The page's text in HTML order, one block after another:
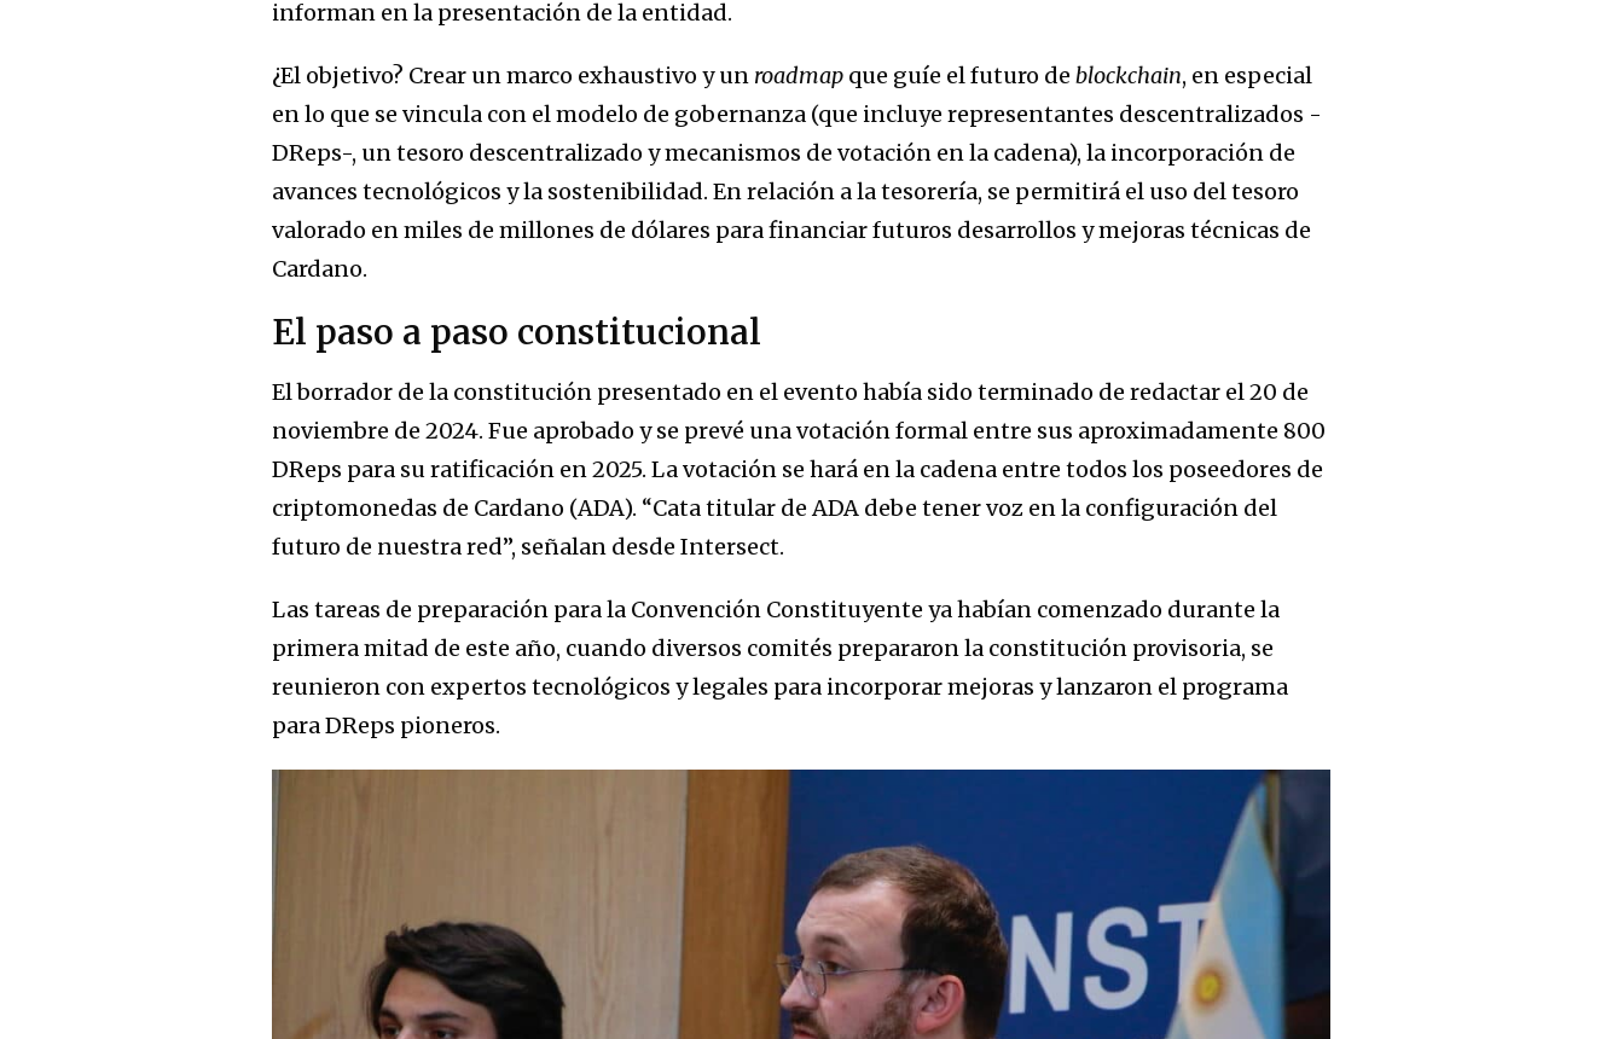
informan en la presentación de la entidad.
¿El objetivo? Crear un marco exhaustivo y un roadmap que guíe el futuro deblockchain, en especial
en lo que se vincula con el modelo de gobernanza (que incluye representantes descentralizados -
DReps-, un tesoro descentralizado y mecanismos de votación en la cadena), la incorporación de
avances tecnológicos y la sostenibilidad. En relación a la tesorería, se permitirá el uso del tesoro
valorado en miles de millones de dólares para financiar futuros desarrollos y mejoras técnicas de
Cardano.
El paso a paso constitucional
El borrador de la constitución presentado en el evento había sido terminado de redactar el 20 de
noviembre de 2024. Fue aprobado y se prevé una votación formal entre sus aproximadamente 800
DReps para su ratificación en 2025. La votación se hará en la cadena entre todos los poseedores de
criptomonedas de Cardano (ADA). “Cata titular de ADA debe tener voz en la configuración del
futuro de nuestra red”, señalan desde Intersect.
Las tareas de preparación para la Convención Constituyente ya habían comenzado durante la
primera mitad de este año, cuando diversos comités prepararon la constitución provisoria, se
reunieron con expertos tecnológicos y legales para incorporar mejoras y lanzaron el programa
para DReps pioneros.